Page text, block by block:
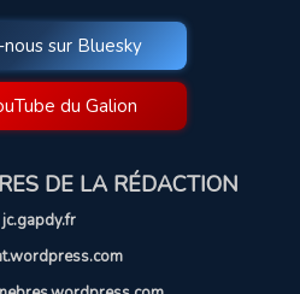
sur Bluesky
du Galion
DE LA RÉDACTION